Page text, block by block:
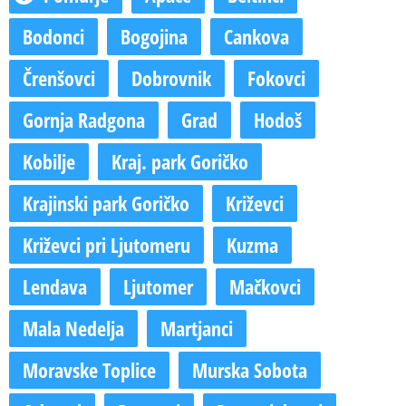
Bodonci
Bogojina
Cankova
Črenšovci
Dobrovnik
Fokovci
Gornja Radgona
Grad
Hodoš
Kobilje
Kraj. park Goričko
Krajinski park Goričko
Križevci
Križevci pri Ljutomeru
Kuzma
Lendava
Ljutomer
Mačkovci
Mala Nedelja
Martjanci
Moravske Toplice
Murska Sobota